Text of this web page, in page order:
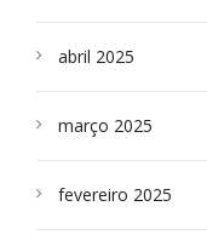
abril 2025
março 2025
fevereiro 2025